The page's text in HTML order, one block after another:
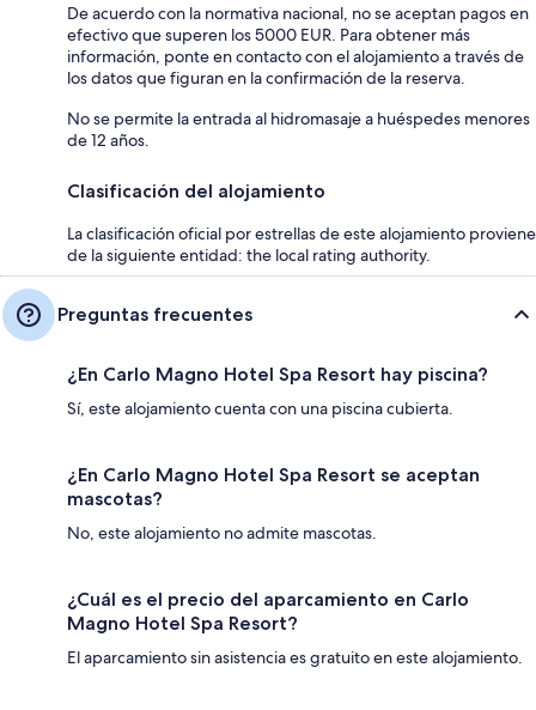
De acuerdo con la normativa nacional, no se aceptan pagos en
efectivo que superen los 5000 EUR. Para obtener más
información, ponte en contacto con el alojamiento a través de
los datos que figuran en la confirmación de la reserva.
No se permite la entrada al hidromasaje a huéspedes menores
de 12 años.
Clasificación del alojamiento
La clasificación oficial por estrellas de este alojamiento proviene
de la siguiente entidad: the local rating authority.
Preguntas frecuentes
¿En Carlo Magno Hotel Spa Resort hay piscina?
Sí, este alojamiento cuenta con una piscina cubierta.
¿En Carlo Magno Hotel Spa Resort se aceptan
mascotas?
No, este alojamiento no admite mascotas.
¿Cuál es el precio del aparcamiento en Carlo
Magno Hotel Spa Resort?
El aparcamiento sin asistencia es gratuito en este alojamiento.